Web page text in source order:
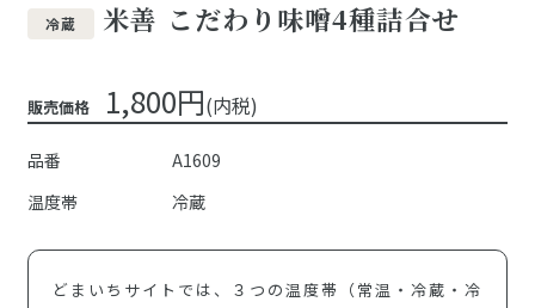
冷蔵 米善 こだわり味噌4種詰合せ
販売価格 1,800円(内税)
品番
A1609
温度帯
冷蔵
どまいちサイトでは、３つの温度帯（常温・冷蔵・冷